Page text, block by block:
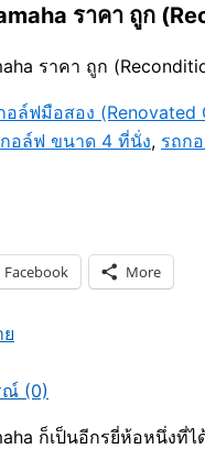
ราคา ถูก
ราคา ถูก
อล์ฟมือสอง (Renovated
อล์ฟ ขนาด 4 ที่นั่ง, รถก
Facebook More
ณ์ (0)
ก็เป็นอีกรยี่ห้อหนึ่งที่